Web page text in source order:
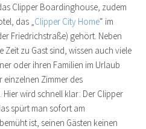
Clipper Boardinghouse, zudem
das „ Clipper City Home“ im
Friedrichstraße) gehört. Neben
Zeit zu Gast sind, wissen auch viele
oder ihren Familien im Urlaub
einzelnen Zimmer des
wird schnell klar: Der Clipper
spürt man sofort am
ist, seinen Gästen keinen